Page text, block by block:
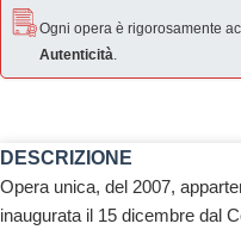
Ogni opera è rigorosamente
Autenticità.
DESCRIZIONE
Opera unica, del 2007,
inaugurata il 15 dicembre dal